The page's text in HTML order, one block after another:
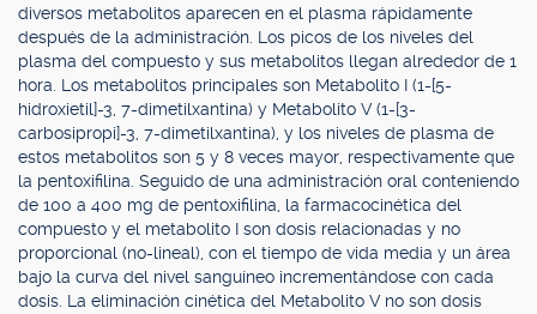
diversos metabolitos aparecen en el plasma rápidamente
después de la administración. Los picos de los niveles del
plasma del compuesto y sus metabolitos llegan alrededor de 1
hora. Los metabolitos principales son Metabolito I (1-[5-
hidroxietil]-3, 7-dimetilxantina) y Metabolito V (1-[3-
carbosipropi]-3, 7-dimetilxantina), y los niveles de plasma de
estos metabolitos son 5 y 8 veces mayor, respectivamente que
la pentoxifilina. Seguido de una administración oral conteniendo
de 100 a 400 mg de pentoxifilina, la farmacocinética del
compuesto y el metabolito I son dosis relacionadas y no
proporcional (no-lineal), con el tiempo de vida media y un área
bajo la curva del nivel sanguíneo incrementándose con cada
dosis. La eliminación cinética del Metabolito V no son dosis